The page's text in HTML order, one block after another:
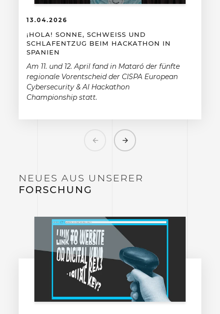
13.04.2026
¡HOLA! SONNE, SCHWEISS UND S
CHLAFENTZUG BEIM HACKATHON IN S
PANIEN
Am 11. und 12. April fand in Mataró der fünfte
regionale Vorentscheid der CISPA European
Cybersecurity & AI Hackathon
Championship statt.
Previous Next
NEUES AUS UNSERER
FORSCHUNG